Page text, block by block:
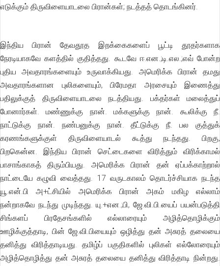
எடுக்கும் திருவிளையாடலை பிரான்கள்; நடத்தத் தொடங்கினர்.
இந்திய பிரான் தேவதூத இறக்கைகளைப் பூட்டி தூதர்களாக
நேரடியாகவே களத்தில் குதித்தது. கூடவே ஈ.என.;டி.எல.;எவ் போன்ற
புதிய அவதாரங்களையும் உருவாக்கியது. அமெரிக்க பிரான் தமது
அவதாரங்களான புலிகளையும், பிரேமதா அரசையும் இணைத்து
பதிலுக்குத் திருவிளையாடலை நடத்தியது. பக்தர்கள் மலைத்துப்
போனார்கள். மண்ணுக்கு நான். மக்களுக்கு நான். கூலிக்கு நீ.
நாட்டுக்கு நான். நண்பனுக்கு நான். தீட்டுக்கு நீ. பல குத்துக்
கரணங்களுக்குள் திருவிளையாடல் கூத்து நடந்தது. பிறகு,
பிறகென்ன. இந்திய பிரான் செட்டைகளை விரித்தும் விரிக்காமல்
பாசாங்காகத் திரும்பியது. அமெரிக்க பிரான் தன் ஏப்பக்காற்றால்
நாட்டையே கழுவி வைத்தது. 17 வருடகாலம் தொடர்ச்சியாக நடந்த
யூ.என்.பி அ+ட்சியில் அமெரிக்க பிரான் அகம் மகிழ எல்லாம்
நன்றாகவே நடந்து முடிந்தது. யு.+என.;பி, ஜே.வி.பி.யைப் பயன்படுத்தி
சிங்களப் பிரதேசங்களில் எல்லாரையும் அழித்தொழிக்கும்
ஊழிக்குத்தாடி, பின் ஜே.வி.பியையும் ஒழித்து தன் அசுரத் தலையை
தனித்து விரித்தாடியது. தமிழ்ப் பகுதிகளில் புலிகள் எல்லோரையும்
அழித்தொழித்து தன் அசுரத் தலையை தனித்து விரித்தாடி நின்றது.